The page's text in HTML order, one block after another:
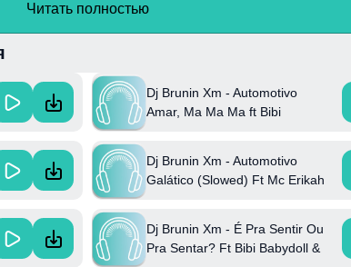
фанка.
Читать полностью
Dj Brunin Xm - Automotivo
Amar, Ma Ma Ma ft Bibi
Dj Brunin Xm - Automotivo
Galático (Slowed) Ft Mc Erikah
Dj Brunin Xm - É Pra Sentir Ou
Pra Sentar? Ft Bibi Babydoll &